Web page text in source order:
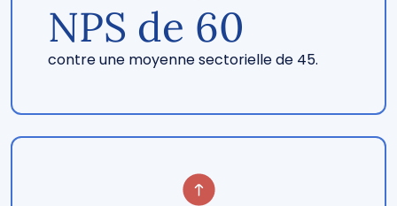
NPS de 60
contre une moyenne sectorielle de 45.